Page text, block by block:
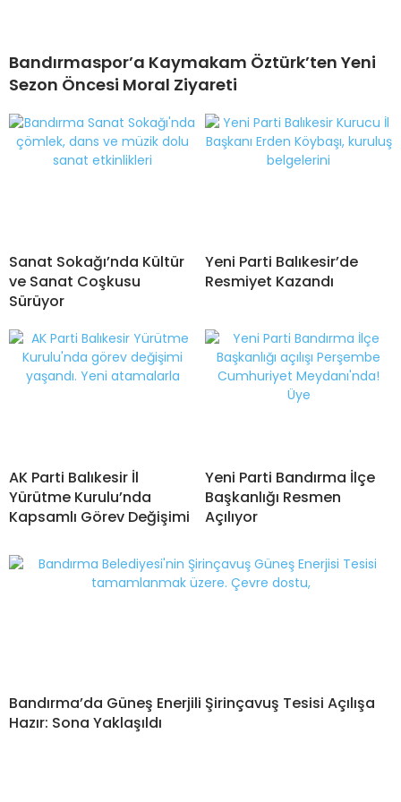
Bandırmaspor’a Kaymakam Öztürk’ten Yeni
Sezon Öncesi Moral Ziyareti
Sanat Sokağı’nda Kültür
ve Sanat Coşkusu
Sürüyor
Yeni Parti Balıkesir’de
Resmiyet Kazandı
AK Parti Balıkesir İl
Yürütme Kurulu’nda
Kapsamlı Görev Değişimi
Yeni Parti Bandırma İlçe
Başkanlığı Resmen
Açılıyor
Bandırma’da Güneş Enerjili Şirinçavuş Tesisi Açılışa
Hazır: Sona Yaklaşıldı